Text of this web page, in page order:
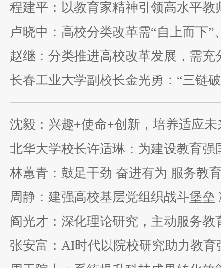
程建平：以教育家精神引领高水平教
林蕙青：鼓足干劲 奋进有为 服务教
阎光才：深化理论研究，主动服务教
张安富：AI时代以院校研究助力教育